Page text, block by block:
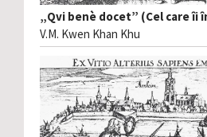
„Qvi benè docet” (Cel care îi
V.M. Kwen Khan Khu